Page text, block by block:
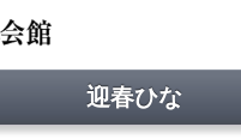
迎春ひな